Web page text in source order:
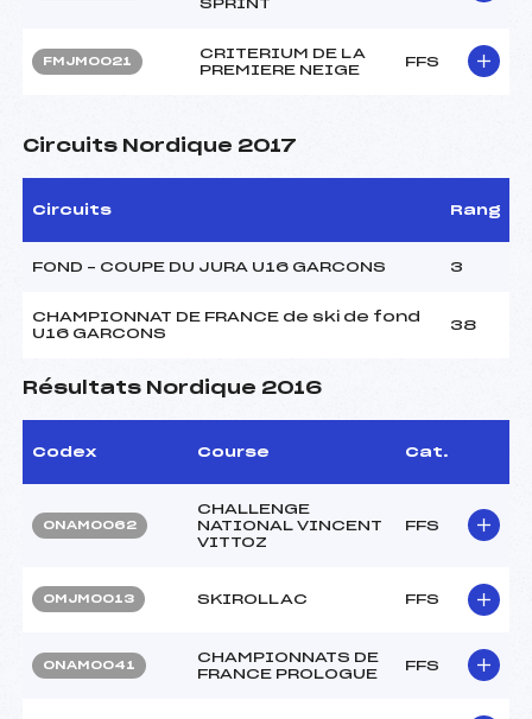
SPRINT
FMJM0021
CRITERIUM DE LA
PREMIERE NEIGE
FFS
Circuits Nordique 2017
Circuits Rang
FOND – COUPE DU JURA U16 GARCONS 3
CHAMPIONNAT DE FRANCE de ski de fond
U16 GARCONS
38
Résultats Nordique 2016
Codex Course Cat.
ONAM0062
CHALLENGE
NATIONAL VINCENT
VITTOZ
FFS
OMJM0013 SKIROLLAC FFS
ONAM0041
CHAMPIONNATS DE
FRANCE PROLOGUE
FFS